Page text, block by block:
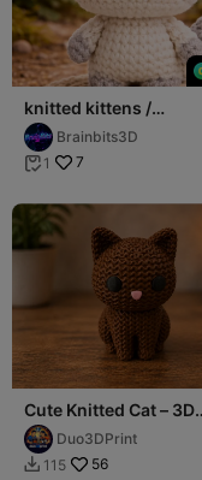
knitted kittens /
strickkätzchen
Brainbits3D
 1 7
Cute Knitted Cat – 3D
Model Textured Kawaii
KittenDuo3DPrint
 115 56